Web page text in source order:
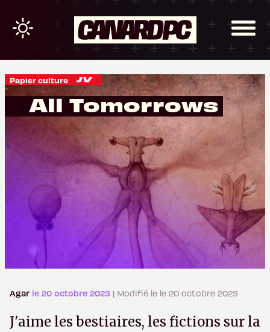
Papier culture
All Tomorrows
Agar le 20 octobre 2023 | Modifié le le 20 octobre 2023
J'aime les bestiaires, les fictions sur la